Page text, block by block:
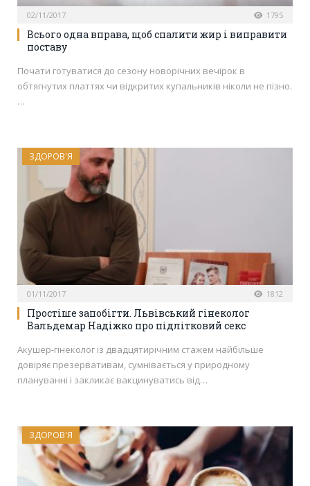
02/11/2017 1795
Всього одна вправа, щоб спалити жир і виправити
поставу
Почати готуватися до сезону новорічних вечірок в
обтягнутих платтях чи відкритих купальників ніколи не пізно.
…
ЗДОРОВ'Я
01/11/2017 1812
Простіше запобігти. Львівський гінеколог
Вальдемар Надіжко про підлітковий секс
Акушер-гінеколог із двадцятирічним стажем найбільше
довіряє презервативам, сумнівається у природному
плануванні і закликає вакцинуватись від…
ЗДОРОВ'Я